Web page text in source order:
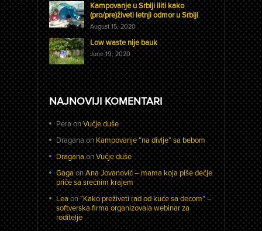
Kampovanje u Srbiji iliti kako
(pro/pre)živeti letnji odmor u Srbiji
August 15, 2020
Low waste nije bauk
June 19, 2020
NAJNOVIJI KOMENTARI
PeraonVučje duše
DraganaonKampovanje “na divlje” sa bebom
DraganaonVučje duše
GagaonAna Jovanović – mama koja piše dečje
priče sa srećnim krajem
Leaon“Kako preživeti rad od kuće sa decom” –
softverska firma organizovala webinar za
roditelje